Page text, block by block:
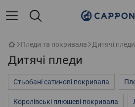
Пледи та покривала Дитячі пледи
Дитячі пледи
Стьобані сатинові покривала
Королівські плюшеві покривала